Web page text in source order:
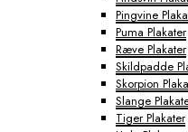
Pingvine
Puma Plakater
Ræve Plakater
Skildpadde
Skorpion
Slange
Tiger Plakater